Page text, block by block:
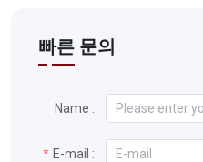
빠른 문의
Name :
E-mail :